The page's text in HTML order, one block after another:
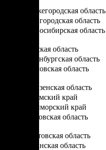
Нижегородская область
Новгородская область
Новосибирская область
Омская область
Оренбургская область
Орловская область
Пензенская область
Пермский край
Приморский край
Псковская область
Ростовская область
Рязанская область